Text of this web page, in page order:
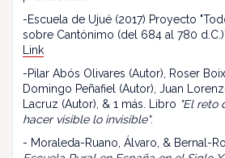
-Escuela de Ujué (2017) Proyecto
sobre Cantónimo (del 684 al 780
Link
-Pilar Abós Olivares (Autor), Roser
Domingo Peñafiel (Autor), Juan
Lacruz (Autor), & 1 más. Libro "El reto
hacer visible lo invisible".
- Moraleda-Ruano, Álvaro, & Bernal-